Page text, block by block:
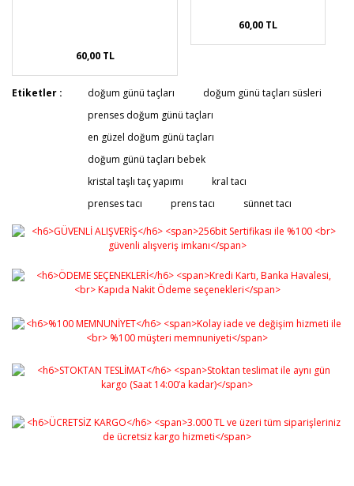
60,00 TL
60,00 TL
Etiketler : doğum günü taçları
doğum günü taçları süsleri
prenses doğum günü taçları
en güzel doğum günü taçları
doğum günü taçları bebek
kristal taşlı taç yapımı
kral tacı
prenses tacı
prens tacı sünnet tacı